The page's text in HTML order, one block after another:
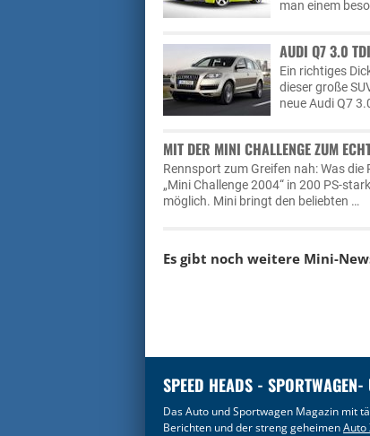
man einem
AUDI Q7 3.0
Ein richtiges
dieser große
neue Audi Q7
MIT DER MINI CHALLENGE ZUM
Rennsport zum Greifen nah: Was
„Mini Challenge 2004“ in 200 PS-
möglich. Mini bringt den beliebten …
Es gibt noch weitere Mini-
SPEED HEADS -
Das Auto und Sportwagen Magazin mit
Berichten und der streng geheimenAuto